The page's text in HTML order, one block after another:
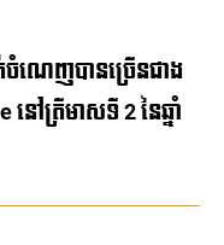
ចំណេញបានច្រើនជាង
នៅត្រីមាសទី 2 នៃឆ្នាំ